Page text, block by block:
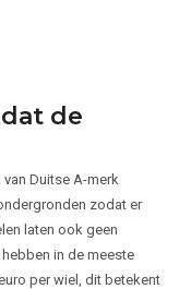
de
Duitse A-merk
zodat er
laten ook geen
in de meeste
per wiel, dit betekent